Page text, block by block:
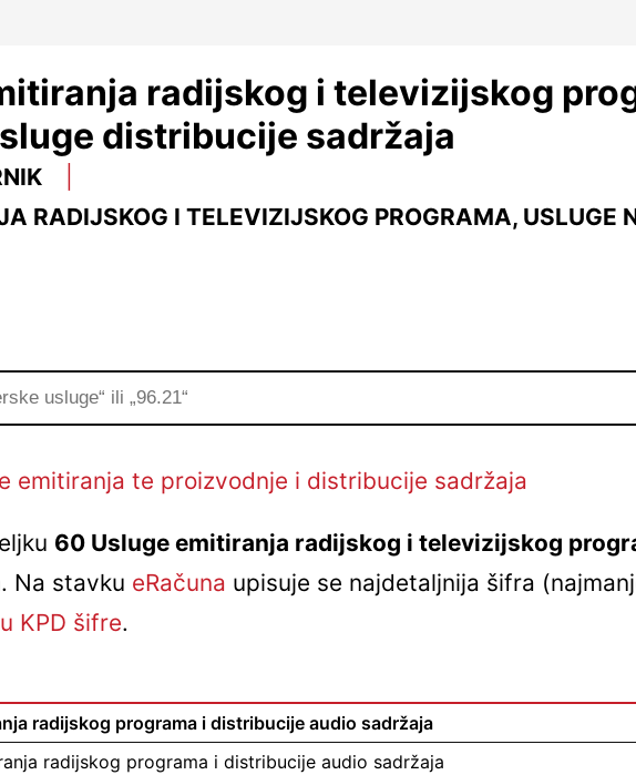
radijskog i televizijskog
distribucije sadržaja
RADIJSKOG I TELEVIZIJSKOG PROGRAMA, USLUGE
emitiranja te proizvodnje i distribucije sadržaja
60 Usluge emitiranja radijskog i televizijskog
. Na stavku eRačuna upisuje se najdetaljnija šifra
KPD šifre.
radijskog programa i distribucije audio sadržaja
radijskog programa i distribucije audio sadržaja